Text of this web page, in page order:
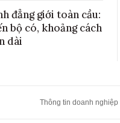
đẳng giới toàn cầu:
bộ có, khoảng cách
dài
Thông tin doanh nghiệp